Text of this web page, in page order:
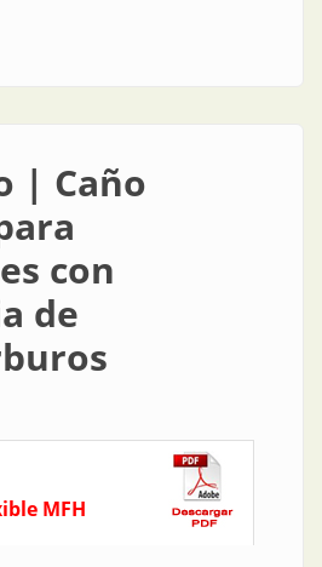
flexible resistente a hidrocarburos
| Caño
con
de
MFH